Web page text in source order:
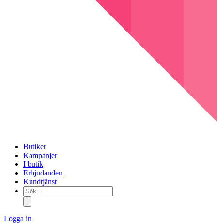
Butiker
Kampanjer
I butik
Erbjudanden
Kundtjänst
Sök...
Logga in